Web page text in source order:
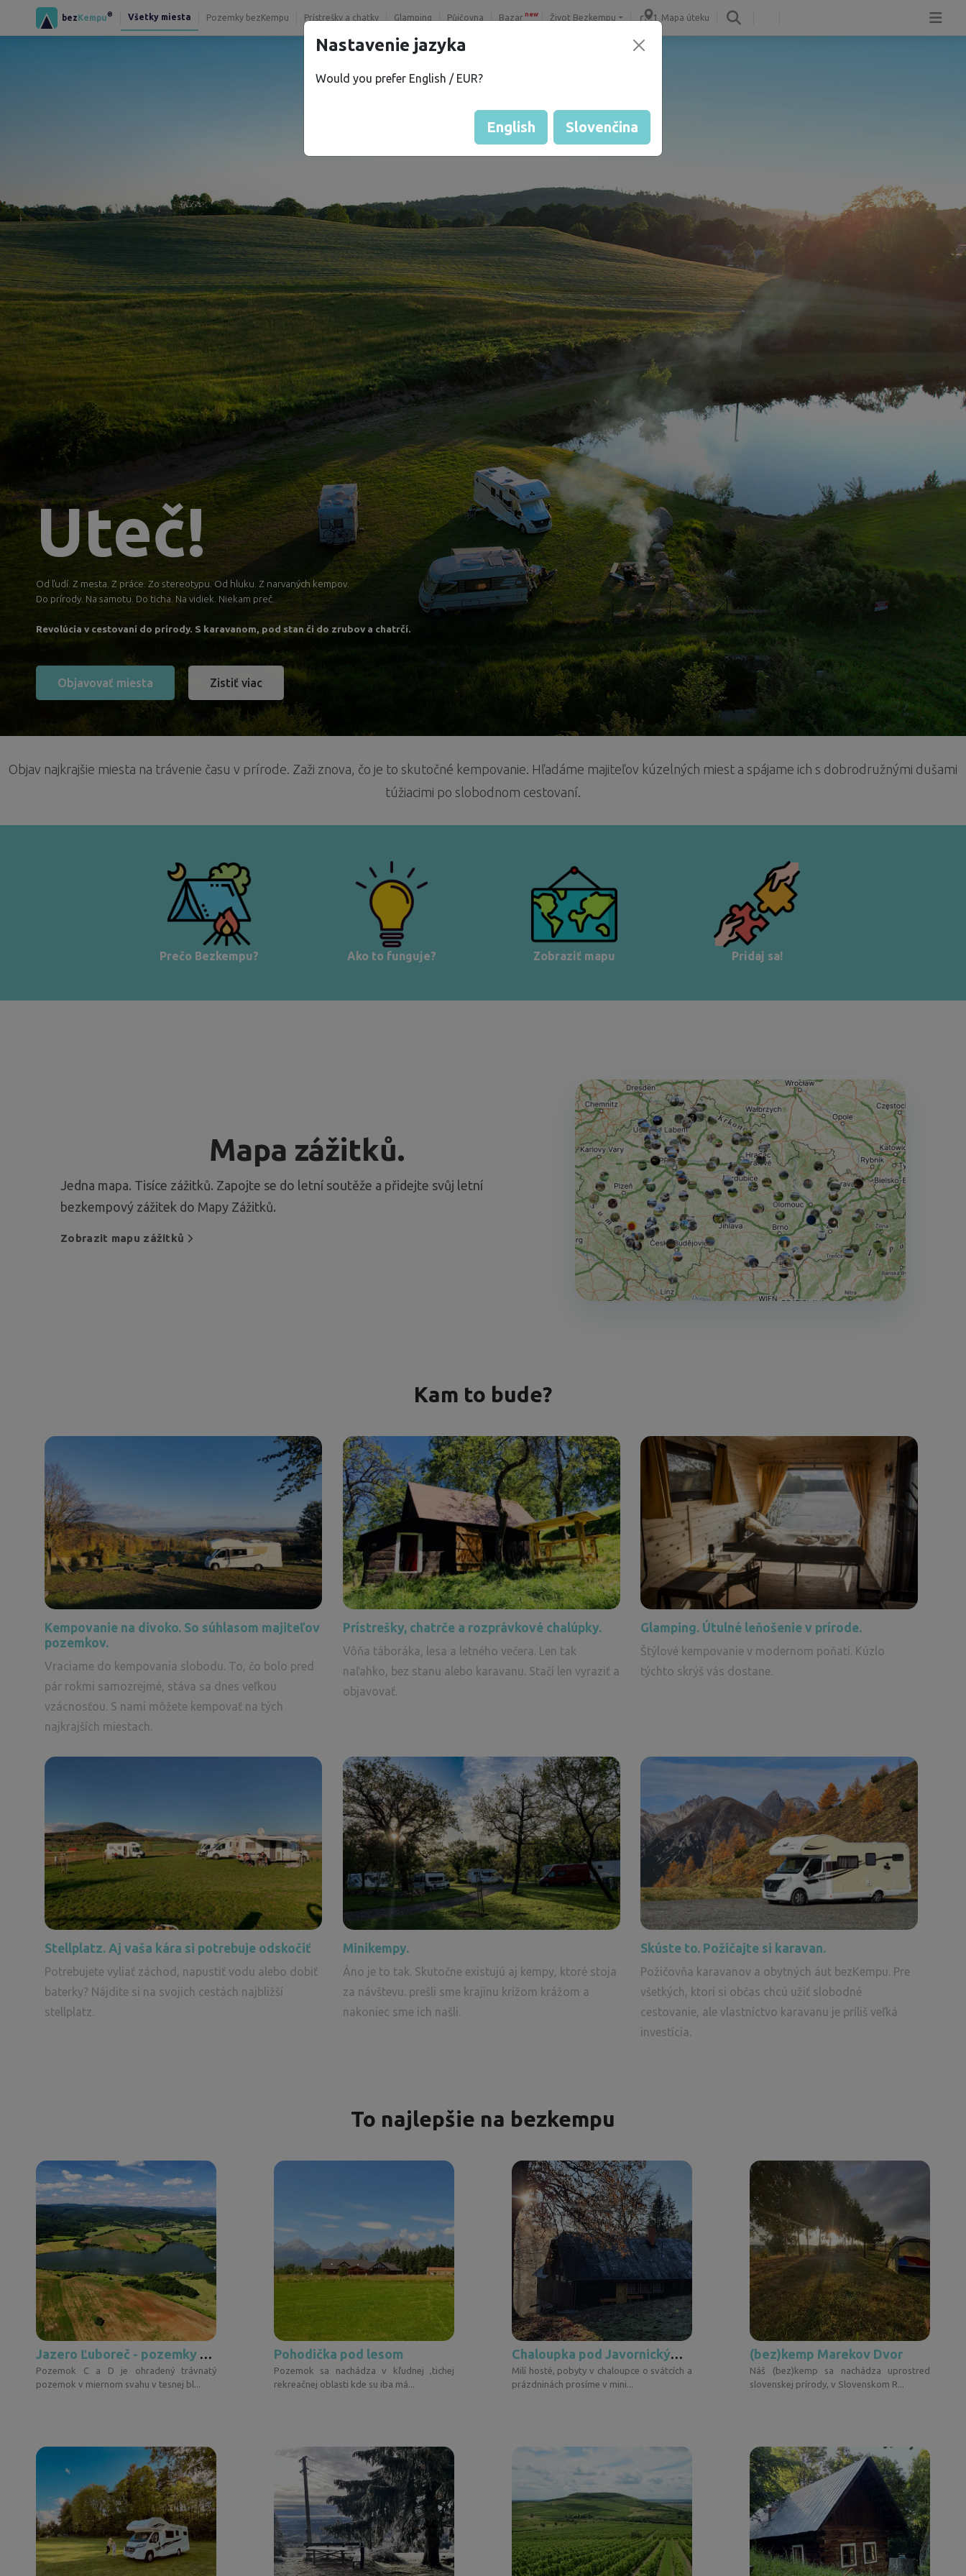
bezKempu® Všetky miesta Pozemky bezKempu Prístrešky a chatky Glamping Půjčovna Bazar new Život Bezkempu Mapa úteku
Uteč!
Od ľudí. Z mesta. Z práce. Zo stereotypu. Od hluku. Z narvaných kempov.
Do prírody. Na samotu. Do ticha. Na vidiek. Niekam preč.
Revolúcia v cestovaní do prírody. S karavanom, pod stan či do zrubov a chatrčí.
Objavovať miesta Zistiť viac
Objav najkrajšie miesta na trávenie času v prírode. Zaži znova, čo je to skutočné kempovanie. Hľadáme majiteľov kúzelných miest a spájame ich s dobrodružnými dušami
túžiacimi po slobodnom cestovaní.
Prečo Bezkempu? Ako to funguje? Zobraziť mapu Pridaj sa!
Mapa zážitků.
Jedna mapa. Tisíce zážitků. Zapojte se do letní soutěže a přidejte svůj letní
bezkempový zážitek do Mapy Zážitků.
Zobrazit mapu zážitků
Kam to bude?
Kempovanie na divoko. So súhlasom majiteľov
pozemkov.
Vraciame do kempovania slobodu. To, čo bolo pred
pár rokmi samozrejmé, stáva sa dnes veľkou
vzácnosťou. S nami môžete kempovať na tých
najkrajších miestach.
Prístrešky, chatrče a rozprávkové chalúpky.
Vôňa táboráka, lesa a letného večera. Len tak
naľahko, bez stanu alebo karavanu. Stačí len vyraziť a
objavovať.
Glamping. Útulné leňošenie v prírode.
Štýlové kempovanie v modernom poňatí. Kúzlo
týchto skrýš vás dostane.
Stellplatz. Aj vaša kára si potrebuje odskočiť
Potrebujete vyliať záchod, napustiť vodu alebo dobiť
baterky? Nájdite si na svojich cestách najbližší
stellplatz.
Minikempy.
Áno je to tak. Skutočne existujú aj kempy, ktoré stoja
za návštevu. prešli sme krajinu krížom krážom a
nakoniec sme ich našli.
Skúste to. Požičajte si karavan.
Požičovňa karavanov a obytných áut bezKempu. Pre
všetkých, ktorí si občas chcú užiť slobodné
cestovanie, ale vlastníctvo karavanu je príliš veľká
investícia.
To najlepšie na bezkempu
Jazero Ľuboreč - pozemky pri vode "D"
Pozemok C a D je ohradený trávnatý
pozemok v miernom svahu v tesnej bl...
Pohodička pod lesom
Pozemok sa nachádza v kľudnej ,tichej
rekreačnej oblasti kde su iba má...
Chaloupka pod Javornickým hřebenem
Milí hosté, pobyty v chaloupce o svátcích a
prázdninách prosíme v mini...
(bez)kemp Marekov Dvor
Náš (bez)kemp sa nachádza uprostred
slovenskej prírody, v Slovenskom R...
Nastavenie jazyka
Would you prefer English / EUR?
English Slovenčina